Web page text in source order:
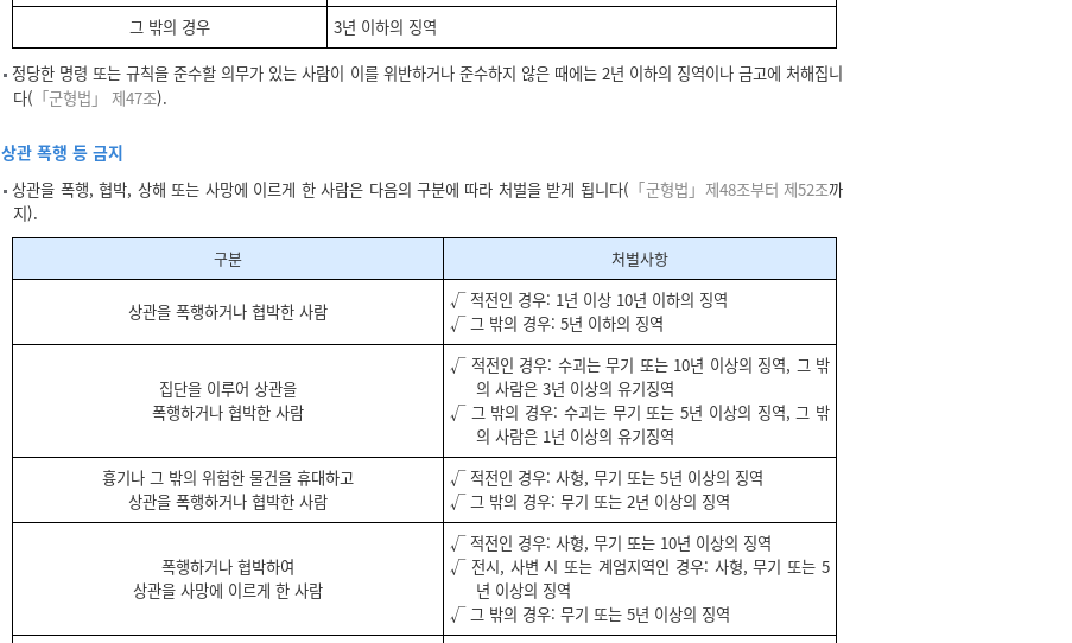
그 밖의 경우 3년 이하의 징역
정당한 명령 또는 규칙을 준수할 의무가 있는 사람이 이를 위반하거나 준수하지 않은 때에는 2년 이하의 징역이나 금고에 처해집니
다( 「군형법」 제47조).
상관 폭행 등 금지
상관을 폭행, 협박, 상해 또는 사망에 이르게 한 사람은 다음의 구분에 따라 처벌을 받게 됩니다( 「군형법」제48조부터 제52조까
지).
구분
처벌사항
상관을 폭행하거나 협박한 사람
√ 적전인 경우: 1년 이상 10년 이하의 징역
√ 그 밖의 경우: 5년 이하의 징역
집단을 이루어 상관을
폭행하거나 협박한 사람
√ 적전인 경우: 수괴는 무기 또는 10년 이상의 징역, 그 밖
의 사람은 3년 이상의 유기징역
√ 그 밖의 경우: 수괴는 무기 또는 5년 이상의 징역, 그 밖
의 사람은 1년 이상의 유기징역
흉기나 그 밖의 위험한 물건을 휴대하고
상관을 폭행하거나 협박한 사람
√ 적전인 경우: 사형, 무기 또는 5년 이상의 징역
√ 그 밖의 경우: 무기 또는 2년 이상의 징역
폭행하거나 협박하여
상관을 사망에 이르게 한 사람
√ 적전인 경우: 사형, 무기 또는 10년 이상의 징역
√ 전시, 사변 시 또는 계엄지역인 경우: 사형, 무기 또는 5
년 이상의 징역
√ 그 밖의 경우: 무기 또는 5년 이상의 징역